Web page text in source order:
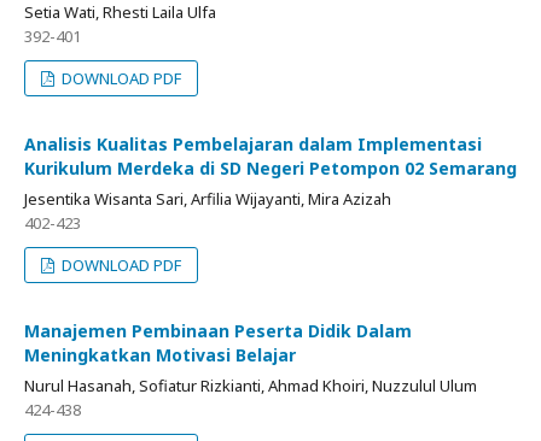
Setia Wati, Rhesti Laila Ulfa
392-401
DOWNLOAD PDF
Analisis Kualitas Pembelajaran dalam Implementasi
Kurikulum Merdeka di SD Negeri Petompon 02 Semarang
Jesentika Wisanta Sari, Arfilia Wijayanti, Mira Azizah
402-423
DOWNLOAD PDF
Manajemen Pembinaan Peserta Didik Dalam
Meningkatkan Motivasi Belajar
Nurul Hasanah, Sofiatur Rizkianti, Ahmad Khoiri, Nuzzulul Ulum
424-438